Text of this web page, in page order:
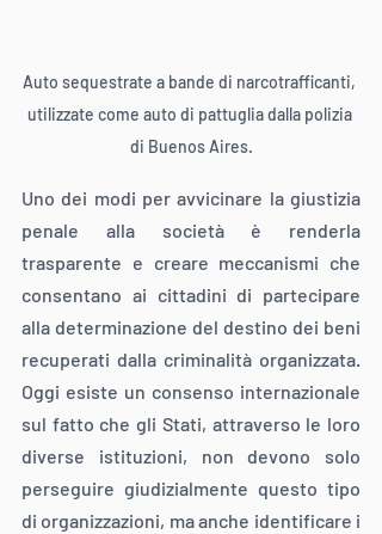
Auto sequestrate a bande di narcotrafficanti,
utilizzate come auto di pattuglia dalla polizia
di Buenos Aires.
Uno dei modi per avvicinare la giustizia
penale alla società è renderla
trasparente e creare meccanismi che
consentano ai cittadini di partecipare
alla determinazione del destino dei beni
recuperati dalla criminalità organizzata.
Oggi esiste un consenso internazionale
sul fatto che gli Stati, attraverso le loro
diverse istituzioni, non devono solo
perseguire giudizialmente questo tipo
di organizzazioni, ma anche identificare i